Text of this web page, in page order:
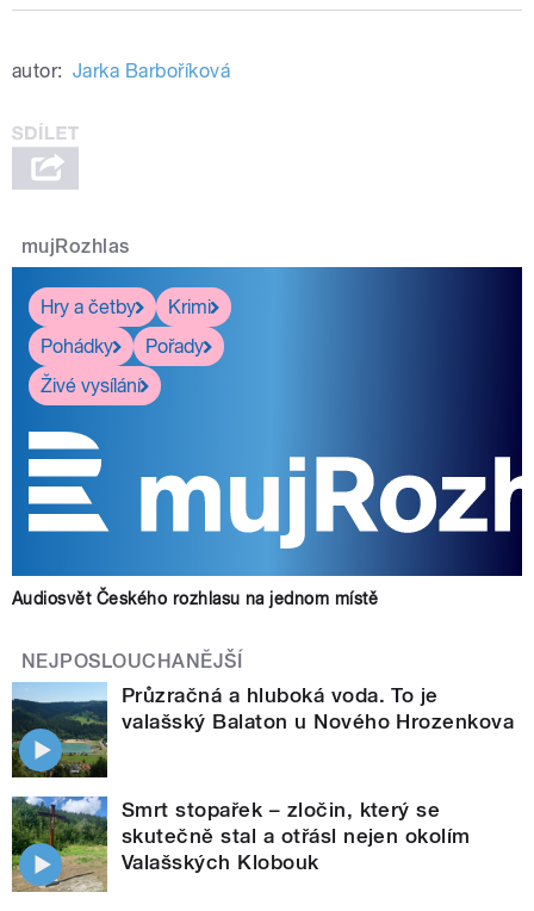
autor: Jarka Barboříková
mujRozhlas
Hry a četby
Krimi
Pohádky
Pořady
Živé vysílání
Audiosvět Českého rozhlasu na jednom místě
NEJPOSLOUCHANĚJŠÍ
Průzračná a hluboká voda. To je
valašský Balaton u Nového Hrozenkova
Smrt stopařek – zločin, který se
skutečně stal a otřásl nejen okolím
Valašských Klobouk